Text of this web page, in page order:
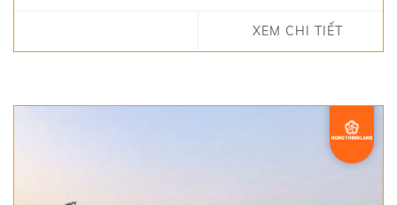
XEM CHI TIẾT